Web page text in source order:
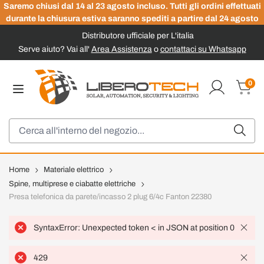
Saremo chiusi dal 14 al 23 agosto incluso. Tutti gli ordini effettuati
durante la chiusura estiva saranno spediti a partire dal 24 agosto
Distributore ufficiale per L'italia
Serve aiuto? Vai all' Area Assistenzao contattaci su Whatsapp
0
Home
Materiale elettrico
Spine, multiprese e ciabatte elettriche
Presa telefonica da parete/incasso 2 plug 6/4c Fanton 22380
SyntaxError: Unexpected token < in JSON at position 0
429